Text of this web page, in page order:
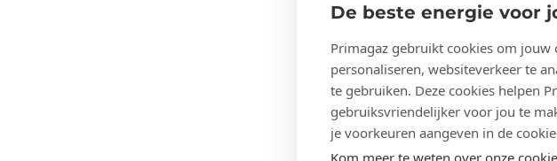
De beste energie voor
Primagaz gebruikt cookies om
personaliseren, websiteverkeer te
te gebruiken. Deze cookies helpen
gebruiksvriendelijker voor jou te
je voorkeuren aangeven in de
Kom meer te weten over onze
service.